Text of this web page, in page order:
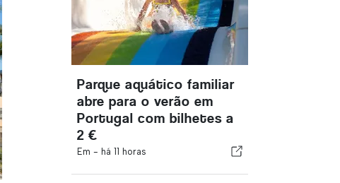
Parque aquático familiar
abre para o verão em
Portugal com bilhetes a
2 €
Em - há 11 horas